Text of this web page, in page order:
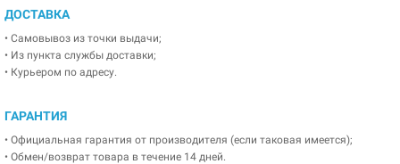
ДОСТАВКА
• Самовывоз из точки выдачи;
• Из пункта службы доставки;
• Курьером по адресу.
ГАРАНТИЯ
• Официальная гарантия от производителя (если таковая имеется);
• Обмен/возврат товара в течение 14 дней.